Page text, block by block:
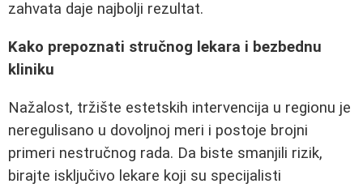
zahvata daje najbolji rezultat.
Kako prepoznati stručnog lekara i bezbednu
kliniku
Nažalost, tržište estetskih intervencija u regionu je
neregulisano u dovoljnoj meri i postoje brojni
primeri nestručnog rada. Da biste smanjili rizik,
birajte isključivo lekare koji su specijalisti